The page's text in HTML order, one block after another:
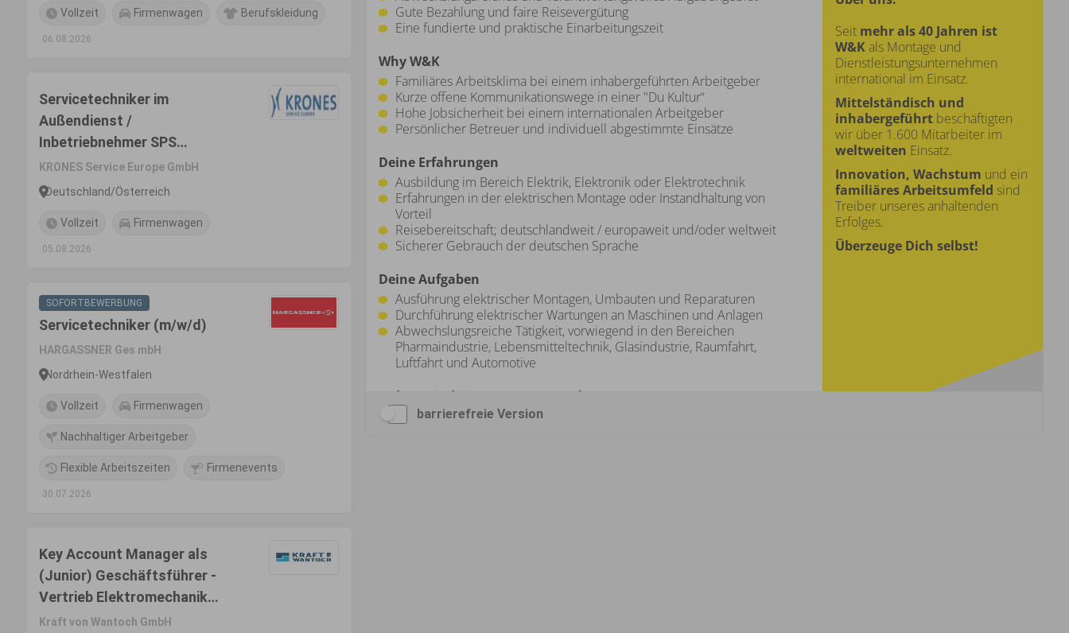
Vollzeit Firmenwagen Berufskleidung
06.08.2026
Servicetechniker im
Außendienst /
Inbetriebnehmer SPS
deutschlandweit - Abfüll- &
Verpackungsanlagen (m/w/d)
Österreich
KRONES Service Europe GmbH
Deutschland/Österreich
Vollzeit Firmenwagen
05.08.2026
SOFORTBEWERBUNG
Servicetechniker (m/w/d)
HARGASSNER Ges mbH
Nordrhein-Westfalen
Vollzeit Firmenwagen
Nachhaltiger Arbeitgeber
Flexible Arbeitszeiten Firmenevents
30.07.2026
Key Account Manager als
(Junior) Geschäftsführer -
Vertrieb Elektromechanik
(m/w/d)
Kraft von Wantoch GmbH
barrierefreie Version